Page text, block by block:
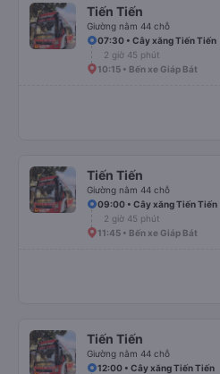
Tiến Tiến
Giường nằm 44 chỗ
07:30 • Cây xăng Tiến Tiến
2 giờ 45 phút
10:15 • Bến xe Giáp Bát
Tiến Tiến
Giường nằm 44 chỗ
09:00 • Cây xăng Tiến Tiến
2 giờ 45 phút
11:45 • Bến xe Giáp Bát
Tiến Tiến
Giường nằm 44 chỗ
12:00 • Cây xăng Tiến Tiến